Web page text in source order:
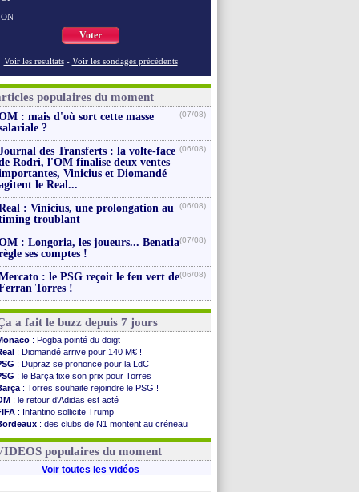
Voter
Voir les resultats - Voir les sondages précédents
populaires du moment
: mais d'où sort cette masse
?
(07/08)
des Transferts : la volte-face
Rodri, l'OM finalise deux ventes
Vinicius et Diomandé
le Real...
(06/08)
: Vinicius, une prolongation au
troublant
(06/08)
: Longoria, les joueurs... Benatia
ses comptes !
(07/08)
: le PSG reçoit le feu vert de
Torres !
(06/08)
a fait le buzz depuis 7 jours
: Pogba pointé du doigt
: Diomandé arrive pour 140 M€ !
: Dupraz se prononce pour la LdC
: le Barça fixe son prix pour Torres
: Torres souhaite rejoindre le PSG !
: le retour d'Adidas est acté
: Infantino sollicite Trump
: des clubs de N1 montent au créneau
: le démenti de Leipzig pour Diomandé
populaires du moment
Voir toutes les vidéos